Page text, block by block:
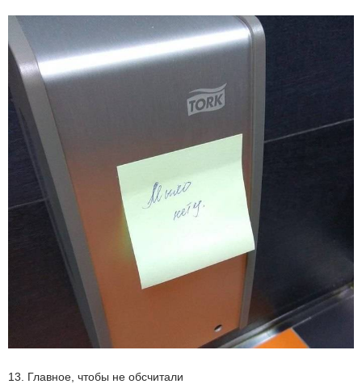
13. Главное, чтобы не обсчитали